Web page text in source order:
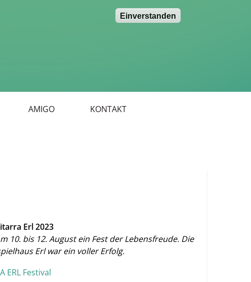
Einverstanden
AMIGO KONTAKT
Erl 2023
10. bis 12. August ein Fest der Lebensfreude. Die
Erl war ein voller Erfolg.
ERL Festival